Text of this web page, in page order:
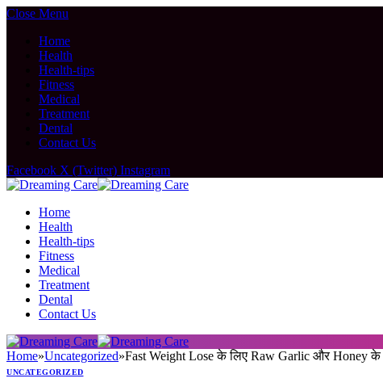
Close Menu
Home
Health
Health-tips
Fitness
Medical
Treatment
Dental
Contact Us
Facebook X (Twitter) Instagram
Home
Health
Health-tips
Fitness
Medical
Treatment
Dental
Contact Us
Home»Uncategorized»Fast Weight Lose के लिए Raw Garlic और Honey के
UNCATEGORIZED